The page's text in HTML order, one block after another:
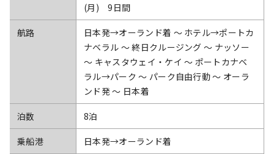
(月) 9日間
航路
日本発→オーランド着 ～ ホテル→ポートカ
ナベラル ～ 終日クルージング ～ ナッソー
～ キャスタウェイ・ケイ ～ ポートカナベ
ラル→パーク ～ パーク自由行動 ～ オーラ
ンド発 ～ 日本着
泊数 8泊
乗船港 日本発→オーランド着